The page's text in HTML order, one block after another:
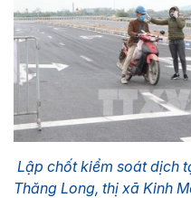
Lập chốt kiểm soát dịch
Thăng Long, thị xã Kinh